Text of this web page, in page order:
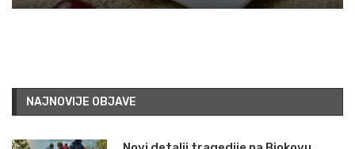
NAJNOVIJE OBJAVE